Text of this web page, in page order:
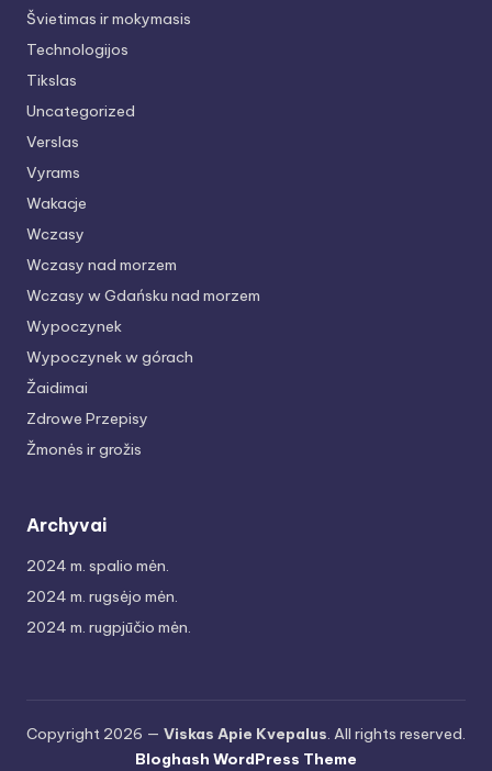
Švietimas ir mokymasis
Technologijos
Tikslas
Uncategorized
Verslas
Vyrams
Wakacje
Wczasy
Wczasy nad morzem
Wczasy w Gdańsku nad morzem
Wypoczynek
Wypoczynek w górach
Žaidimai
Zdrowe Przepisy
Žmonės ir grožis
Archyvai
2024 m. spalio mėn.
2024 m. rugsėjo mėn.
2024 m. rugpjūčio mėn.
Copyright 2026 — Viskas Apie Kvepalus. All rights reserved.
Bloghash WordPress Theme